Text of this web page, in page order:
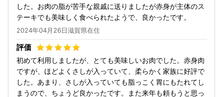
した。お肉の脂が苦手な親戚に送りましたが赤身が主体のス
テーキでも美味しく食べられたようで、良かったです。
2024年04月26日滋賀県在住
初めて利用しましたが、とても美味しいお肉でした。赤身肉
ですが、ほどよくさしが入っていて、柔らかく家族に好評で
した。あまり、さしが入っていても脂っこく胃にもたれてし
まうので、ちょうど良かったです。また来年も頼もうと思っ